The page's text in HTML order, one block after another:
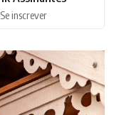
Se inscrever